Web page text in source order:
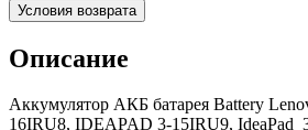
Условия возврата
Описание
Аккумулятор АКБ батарея Battery
16IRU8, IDEAPAD 3-15IRU9, IdeaPad